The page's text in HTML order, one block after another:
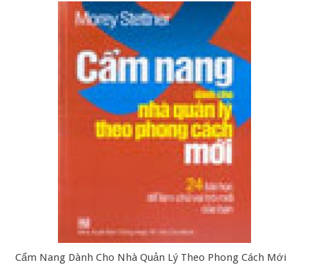
Cẩm Nang Dành Cho Nhà Quản Lý Theo Phong Cách Mới